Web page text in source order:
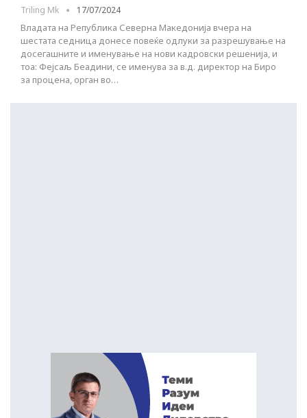
Triling Mk 17/07/2024
Владата на Република Северна Македонија вчера на
шестата седница донесе повеќе одлуки за разрешување на
досегашните и именување на нови кадровски решенија, и
тоа: Фејсаљ Беадини, се именува за в.д. директор на Биро
за процена, орган во…